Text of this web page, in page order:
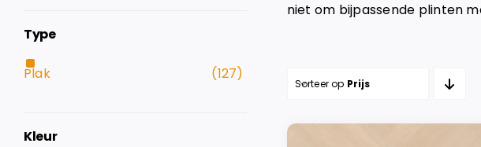
Type
Plak (127)
Kleur
niet om bijpassende plinten
Sorteer op Prijs